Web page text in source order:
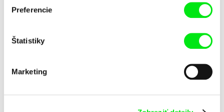
Preferencie
Štatistiky
Marketing